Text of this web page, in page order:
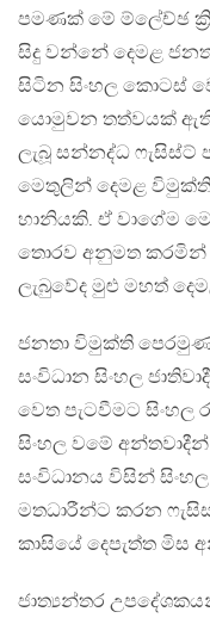
පමණක් මේ ම්ලේච්ඡ
සිදු වන්නේ දෙමළ
සිටින සිංහල කොටස්
යොමුවන තත්වයක්
ලැබූ සන්නද්ධ ෆැසිස්ට්
මෙතුලින් දෙමළ
හානියකි. ඒ වාගේම
තොරව අනුමත කරමින්
ලැබුවේද මුළු මහත්
ජනතා විමුක්ති
සංවිධාන සිංහල
වෙත පැටවීමට සිංහල
සිංහල වමේ
සංවිධානය විසින්
මතධාරීන්ට කරන
කාසියේ දෙපැත්ත
ජාත්‍යන්තර